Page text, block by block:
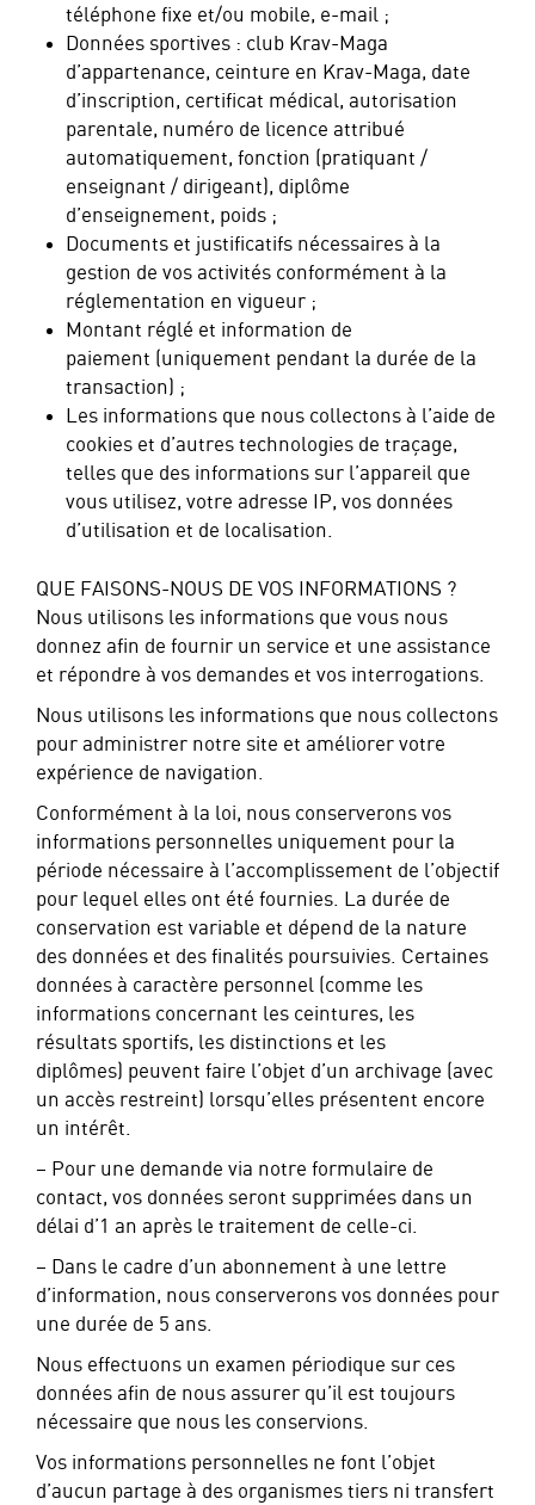
téléphone fixe et/ou mobile, e-mail ;
Données sportives : club Krav-Maga
d’appartenance, ceinture en Krav-Maga, date
d’inscription, certificat médical, autorisation
parentale, numéro de licence attribué
automatiquement, fonction (pratiquant /
enseignant / dirigeant), diplôme
d’enseignement, poids ;
Documents et justificatifs nécessaires à la
gestion de vos activités conformément à la
réglementation en vigueur ;
Montant réglé et information de
paiement (uniquement pendant la durée de la
transaction) ;
Les informations que nous collectons à l’aide de
cookies et d’autres technologies de traçage,
telles que des informations sur l’appareil que
vous utilisez, votre adresse IP, vos données
d’utilisation et de localisation.
QUE FAISONS-NOUS DE VOS INFORMATIONS ?
Nous utilisons les informations que vous nous
donnez afin de fournir un service et une assistance
et répondre à vos demandes et vos interrogations.
Nous utilisons les informations que nous collectons
pour administrer notre site et améliorer votre
expérience de navigation.
Conformément à la loi, nous conserverons vos
informations personnelles uniquement pour la
période nécessaire à l’accomplissement de l’objectif
pour lequel elles ont été fournies. La durée de
conservation est variable et dépend de la nature
des données et des finalités poursuivies. Certaines
données à caractère personnel (comme les
informations concernant les ceintures, les
résultats sportifs, les distinctions et les
diplômes) peuvent faire l’objet d’un archivage (avec
un accès restreint) lorsqu’elles présentent encore
un intérêt.
– Pour une demande via notre formulaire de
contact, vos données seront supprimées dans un
délai d’1 an après le traitement de celle-ci.
– Dans le cadre d’un abonnement à une lettre
d’information, nous conserverons vos données pour
une durée de 5 ans.
Nous effectuons un examen périodique sur ces
données afin de nous assurer qu’il est toujours
nécessaire que nous les conservions.
Vos informations personnelles ne font l’objet
d’aucun partage à des organismes tiers ni transfert